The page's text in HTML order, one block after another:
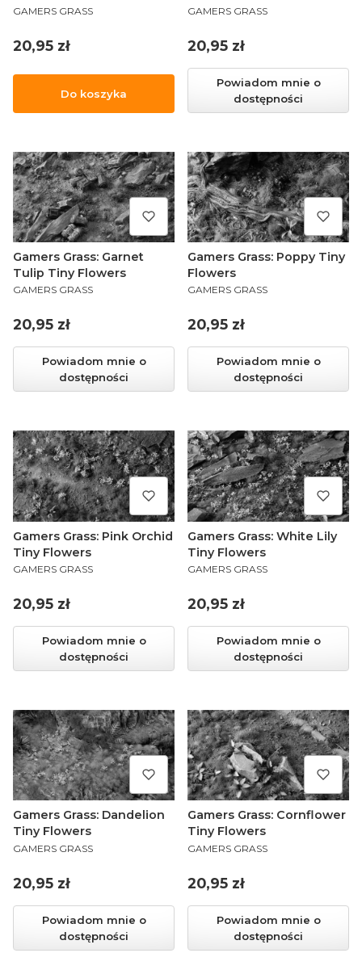
PRODUCENT
GAMERS GRASS
Cena
20,95 zł
Do koszyka
PRODUCENT
GAMERS GRASS
Cena
20,95 zł
Powiadom mnie o
dostępności
Gamers Grass: Garnet
Tulip Tiny Flowers
PRODUCENT
GAMERS GRASS
Cena
20,95 zł
Powiadom mnie o
dostępności
Gamers Grass: Poppy Tiny
Flowers
PRODUCENT
GAMERS GRASS
Cena
20,95 zł
Powiadom mnie o
dostępności
Gamers Grass: Pink Orchid
Tiny Flowers
PRODUCENT
GAMERS GRASS
Cena
20,95 zł
Powiadom mnie o
dostępności
Gamers Grass: White Lily
Tiny Flowers
PRODUCENT
GAMERS GRASS
Cena
20,95 zł
Powiadom mnie o
dostępności
Gamers Grass: Dandelion
Tiny Flowers
PRODUCENT
GAMERS GRASS
Cena
20,95 zł
Powiadom mnie o
dostępności
Gamers Grass: Cornflower
Tiny Flowers
PRODUCENT
GAMERS GRASS
Cena
20,95 zł
Powiadom mnie o
dostępności